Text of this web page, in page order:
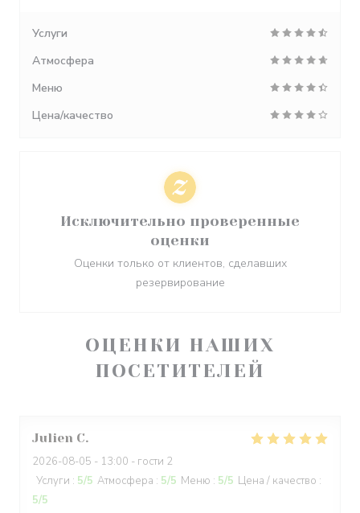
ОЦЕНКИ НАШИХ
ПОСЕТИТЕЛЕЙ
Julien C
2026-08-05 - 13:00 - гости 2
Услуги : 5/5 Атмосфера : 5/5 Меню : 5/5 Цена / качество :
5/5
Услуги
Атмосфера
Меню
Цена/качество
Исключительно проверенные
оценки
Оценки только от клиентов, сделавших
резервирование